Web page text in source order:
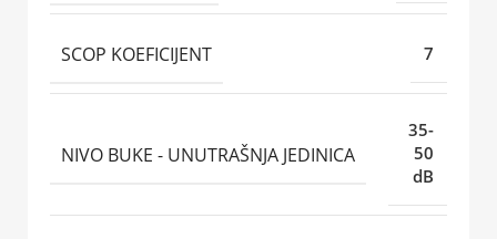
SCOP KOEFICIJENT 7
NIVO BUKE - UNUTRAŠNJA JEDINICA
35-
50
dB